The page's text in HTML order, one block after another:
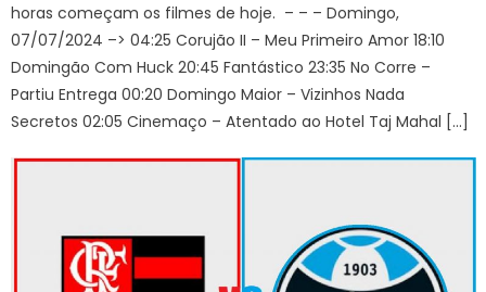
horas começam os filmes de hoje. – – – Domingo,
07/07/2024 –> 04:25 Corujão II – Meu Primeiro Amor 18:10
Domingão Com Huck 20:45 Fantástico 23:35 No Corre –
Partiu Entrega 00:20 Domingo Maior – Vizinhos Nada
Secretos 02:05 Cinemaço – Atentado ao Hotel Taj Mahal […]